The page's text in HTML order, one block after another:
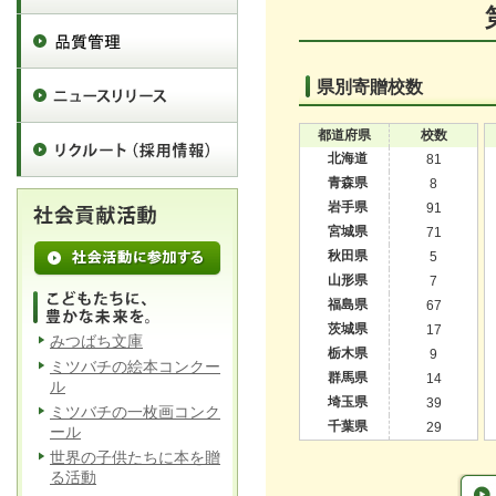
県別寄贈校数
都道府県
校数
北海道
81
青森県
8
岩手県
91
宮城県
71
秋田県
5
山形県
7
福島県
67
茨城県
17
栃木県
9
群馬県
14
埼玉県
39
千葉県
29
みつばち文庫
ミツバチの絵本コンクー
ル
ミツバチの一枚画コンク
ール
世界の子供たちに本を贈
る活動